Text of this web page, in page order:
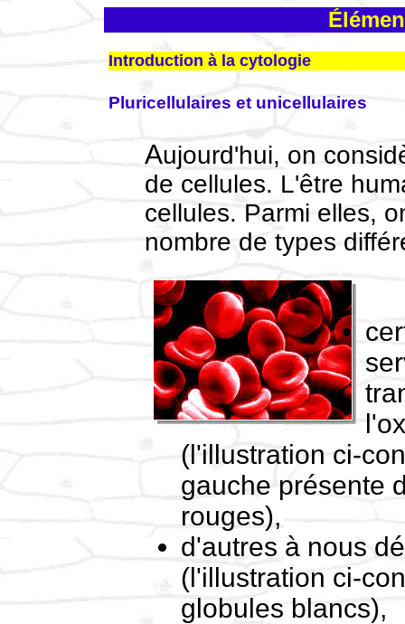
Introduction à la cytologie
Pluricellulaires et unicellulaires
Aujourd'hui, on considère que tout être vivant est formé
de cellules. L'être
cellules. Parmi elles,
nombre de types
(l'illustration ci-
gauche présente
rouges),
d'autres à nous
(l'illustration ci-
globules blancs),